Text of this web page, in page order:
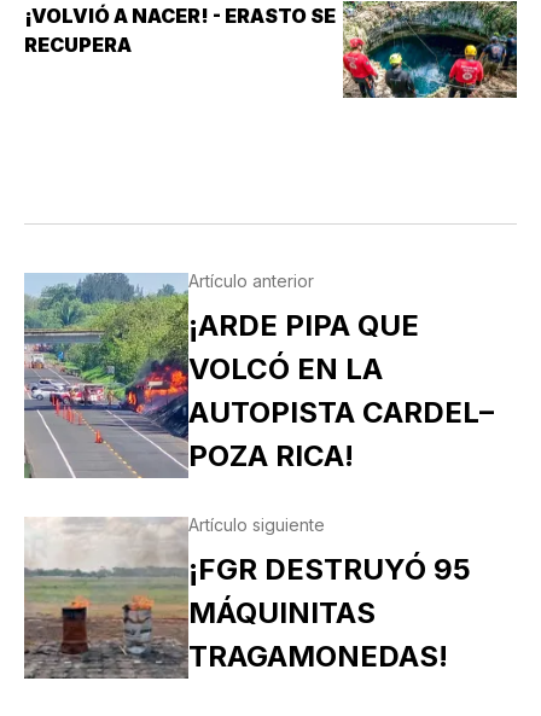
¡VOLVIÓ A NACER! - ERASTO SE
RECUPERA
Artículo anterior
¡ARDE PIPA QUE
VOLCÓ EN LA
AUTOPISTA CARDEL–
POZA RICA!
Artículo siguiente
¡FGR DESTRUYÓ 95
MÁQUINITAS
TRAGAMONEDAS!